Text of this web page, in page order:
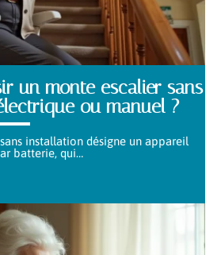
un monte escalier sans
ou manuel ?
installation désigne un appareil
batterie, qui…